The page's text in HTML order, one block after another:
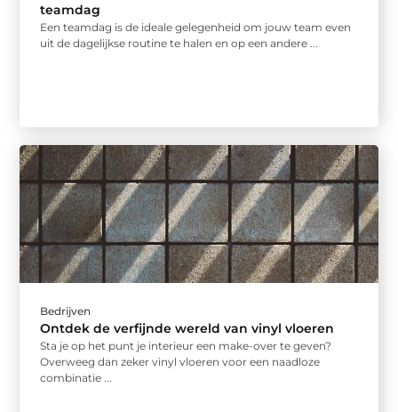
teamdag
Een teamdag is de ideale gelegenheid om jouw team even
uit de dagelijkse routine te halen en op een andere ...
Bedrijven
Ontdek de verfijnde wereld van vinyl vloeren
Sta je op het punt je interieur een make-over te geven?
Overweeg dan zeker vinyl vloeren voor een naadloze
combinatie ...